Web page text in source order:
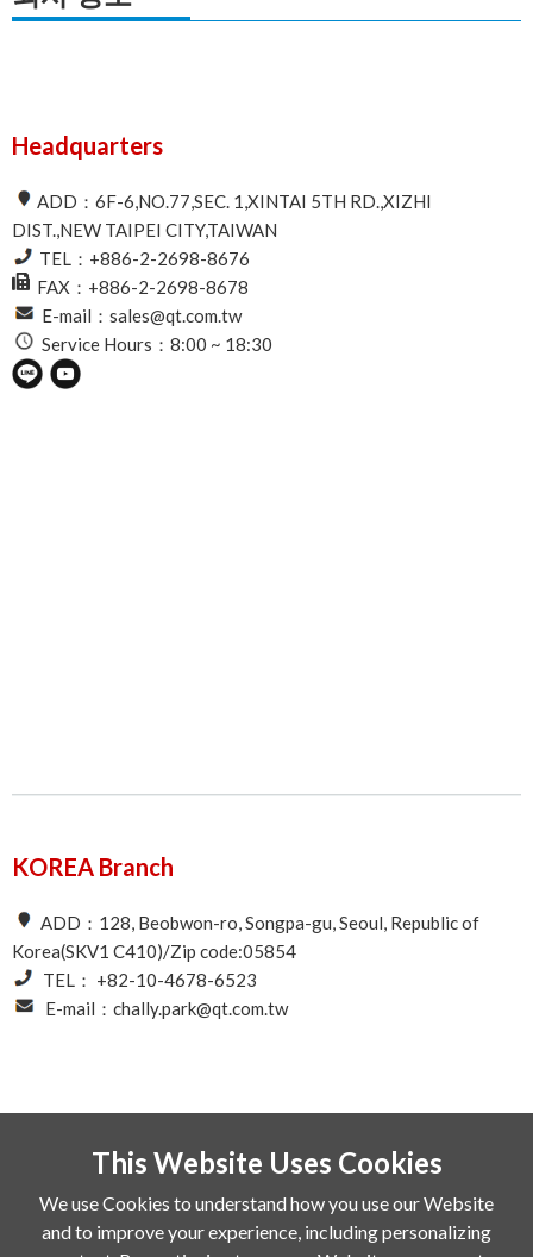
Headquarters
ADD：6F-6,NO.77,SEC. 1,XINTAI 5TH RD.,XIZHI
DIST.,NEW TAIPEI CITY,TAIWAN
TEL：+886-2-2698-8676
FAX：+886-2-2698-8678
E-mail： sales@qt.com.tw
Service Hours：8:00 ~ 18:30
KOREA Branch
ADD：128, Beobwon-ro, Songpa-gu, Seoul, Republic of
Korea(SKV1 C410)/Zip code:05854
TEL： +82-10-4678-6523
E-mail：chally.park@qt.com.tw
This Website Uses Cookies
We use Cookies to understand how you use our Website
and to improve your experience, including personalizing